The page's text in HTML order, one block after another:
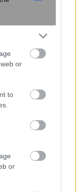
or
to
or